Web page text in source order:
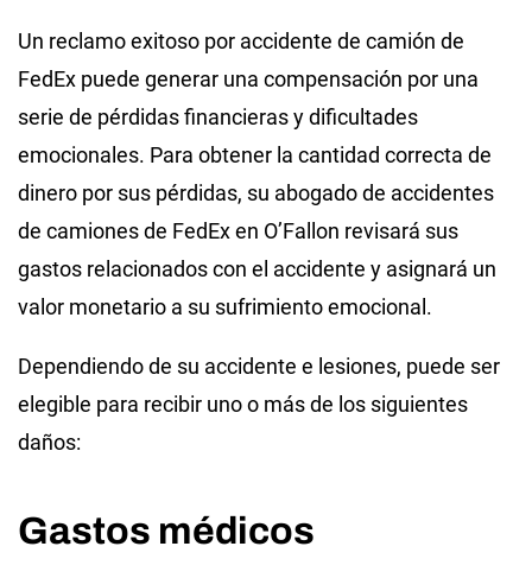
Un reclamo exitoso por accidente de camión de
FedEx puede generar una compensación por una
serie de pérdidas financieras y dificultades
emocionales. Para obtener la cantidad correcta de
dinero por sus pérdidas, su abogado de accidentes
de camiones de FedEx en O’Fallon revisará sus
gastos relacionados con el accidente y asignará un
valor monetario a su sufrimiento emocional.
Dependiendo de su accidente e lesiones, puede ser
elegible para recibir uno o más de los siguientes
daños:
Gastos médicos